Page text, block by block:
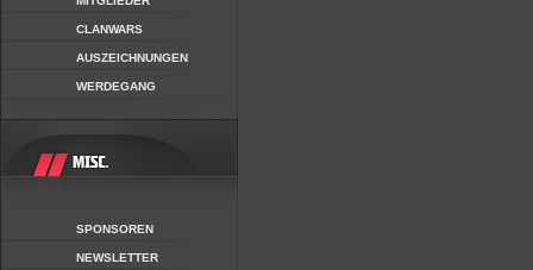
CLANWARS
AUSZEICHNUNGEN
WERDEGANG
SPONSOREN
NEWSLETTER